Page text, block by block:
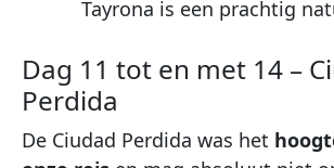
Tayrona is een prachtig
Dag 11 tot en met 14 –
Perdida
De Ciudad Perdida was het